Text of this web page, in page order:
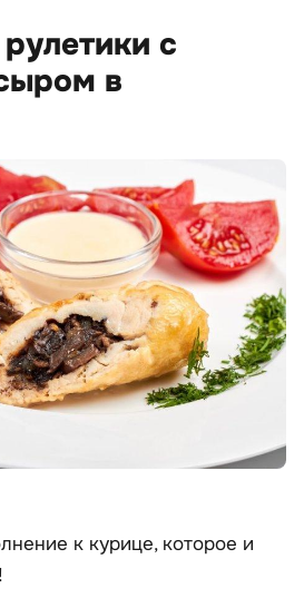
с
в
к курице, которое и